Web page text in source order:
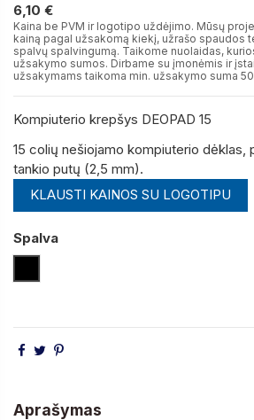
6,10 €
Kaina be PVM ir logotipo uždėjimo. Mūsų
kainą pagal užsakomą kiekį, užrašo spaudos
spalvų spalvingumą. Taikome nuolaidas,
užsakymo sumos. Dirbame su įmonėmis ir
užsakymams taikoma min. užsakymo suma 50
Kompiuterio krepšys DEOPAD 15
15 colių nešiojamo kompiuterio dėklas,
tankio putų (2,5 mm).
KLAUSTI KAINOS SU LOGOTIPU
Spalva
Aprašymas